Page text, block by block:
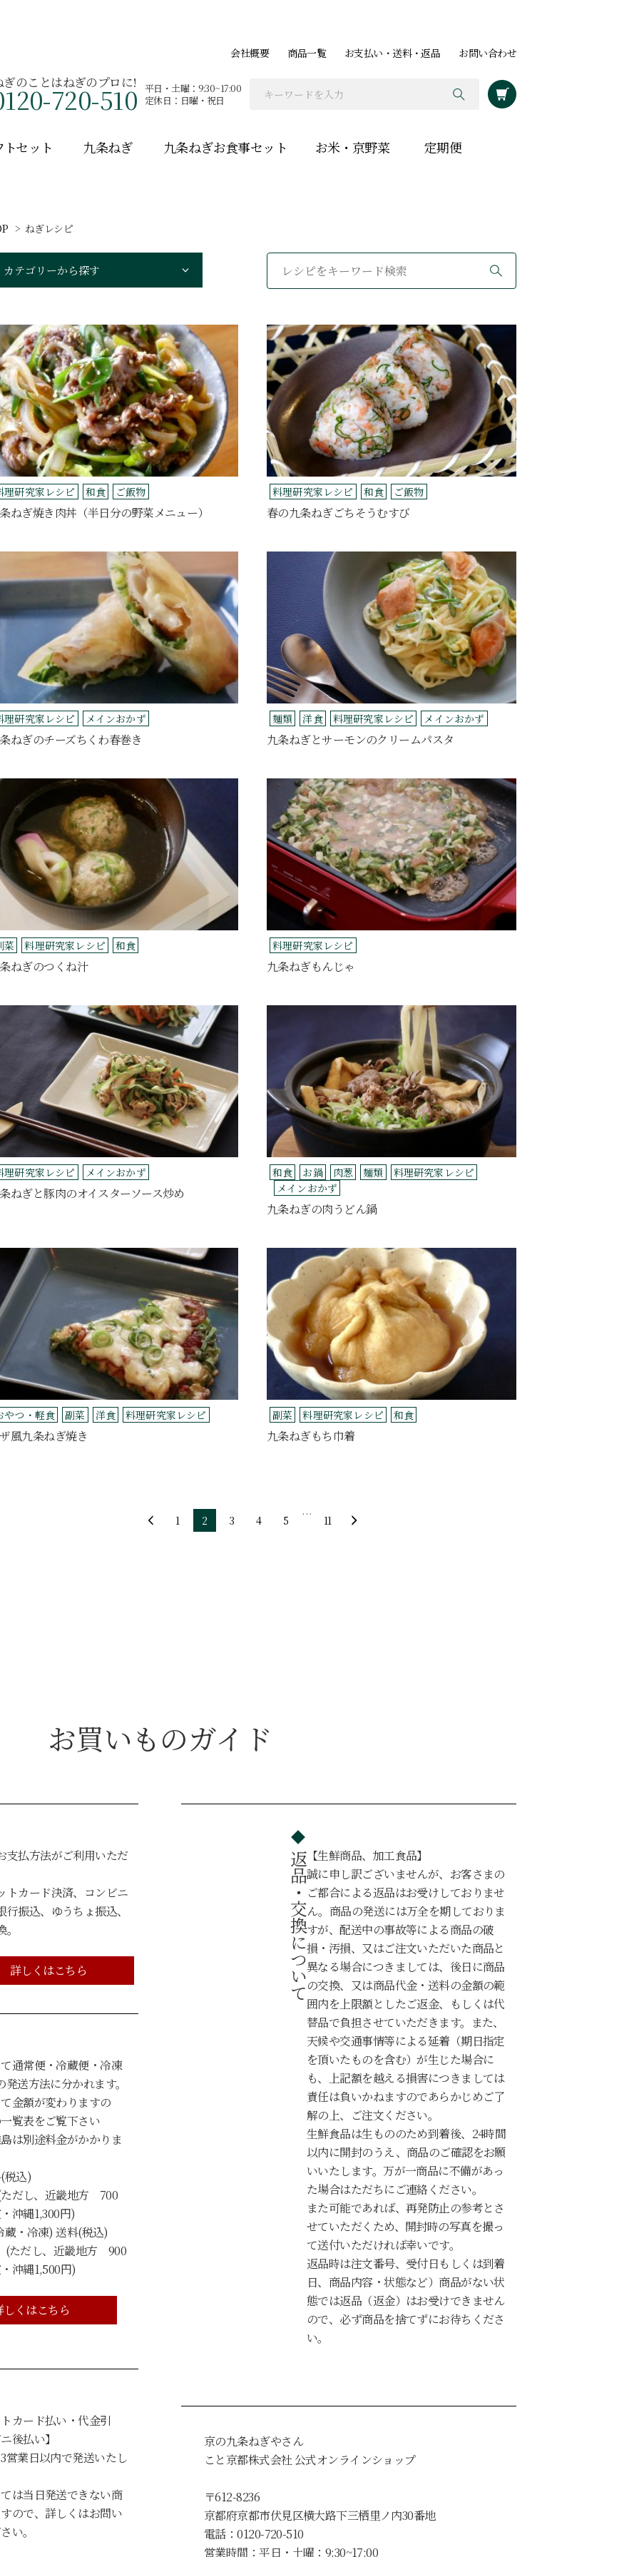
会社概要 商品一覧 お支払い・送料・返品 お問い合わせ
ぎのことはねぎのプロに!
720-510 平日・土曜：9:30~17:00
定休日：日曜・祝日
セット 九条ねぎ 九条ねぎお食事セット お米・京野菜 定期便
ねぎレシピ
カテゴリーから探す
理研究家レシピ 和食 ご飯物
ねぎ焼き肉丼（半日分の野菜メニュー）
料理研究家レシピ 和食 ご飯物
春の九条ねぎごちそうむすび
理研究家レシピ メインおかず
ねぎのチーズちくわ春巻き
麺類 洋食 料理研究家レシピ メインおかず
九条ねぎとサーモンのクリームパスタ
菜 料理研究家レシピ 和食
ねぎのつくね汁
料理研究家レシピ
九条ねぎもんじゃ
理研究家レシピ メインおかず
ねぎと豚肉のオイスターソース炒め
和食 お鍋 肉葱 麺類
料理研究家レシピ
メインおかず
九条ねぎの肉うどん鍋
やつ・軽食 副菜 洋食 料理研究家レシピ
風九条ねぎ焼き
副菜 料理研究家レシピ 和食
九条ねぎもち巾着
1 2 3 4 5 … 11
お買いものガイド
支払方法がご利用いただ
トカード決済、コンビニ
行振込、ゆうちょ振込、
詳しくはこちら
通常便・冷蔵便・冷凍
送方法に分かれます。
金額が変わりますの
覧表をご覧下さい
は別途料金がかかりま
込)
し、近畿地方 700
沖縄1,300円)
・冷凍) 送料(税込)
だし、近畿地方 900
沖縄1,500円)
しくはこちら
カード払い・代金引
後払い】
営業日以内で発送いたし
は当日発送できない商
ので、詳しくはお問い
い。
返品・交換について【生鮮商品、加工食品】
誠に申し訳ございませんが、お客さまの
ご都合による返品はお受けしておりませ
ん。商品の発送には万全を期しておりま
すが、配送中の事故等による商品の破
損・汚損、又はご注文いただいた商品と
異なる場合につきましては、後日に商品
の交換、又は商品代金・送料の金額の範
囲内を上限額としたご返金、もしくは代
替品で負担させていただきます。また、
天候や交通事情等による延着（期日指定
を頂いたものを含む）が生じた場合に
も、上記額を越える損害につきましては
責任は負いかねますのであらかじめご了
解の上、ご注文ください。
生鮮食品は生もののため到着後、24時間
以内に開封のうえ、商品のご確認をお願
いいたします。万が一商品に不備があっ
た場合はただちにご連絡ください。
また可能であれば、再発防止の参考とさ
せていただくため、開封時の写真を撮っ
て送付いただければ幸いです。
返品時は注文番号、受付日もしくは到着
日、商品内容・状態など）商品がない状
態では返品（返金）はお受けできません
ので、必ず商品を捨てずにお待ちくださ
い。
京の九条ねぎやさん
こと京都株式会社 公式オンラインショップ
〒612-8236
京都府京都市伏見区横大路下三栖里ノ内30番地
電話：0120-720-510
営業時間：平日・土曜：9:30~17:00